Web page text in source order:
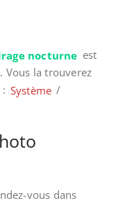
nocturne est
Vous la trouverez
Système /
vous dans